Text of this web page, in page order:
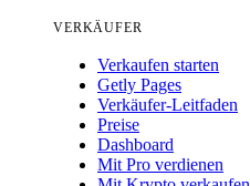
VERKÄUFER
Verkaufen starten
Getly Pages
Verkäufer-Leitfaden
Preise
Dashboard
Mit Pro verdienen